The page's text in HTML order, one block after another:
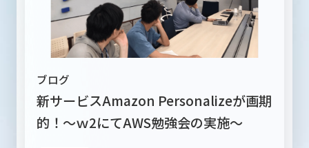
ブログ
新サービスAmazon Personalizeが画期
的！～ｗ2にてAWS勉強会の実施～